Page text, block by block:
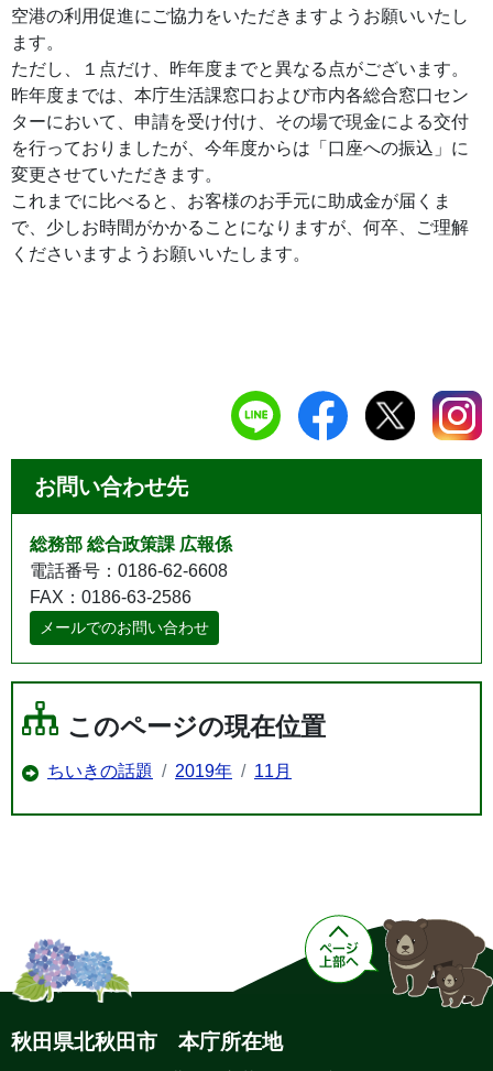
空港の利用促進にご協力をいただきますようお願いいたし
ます。
ただし、１点だけ、昨年度までと異なる点がございます。
昨年度までは、本庁生活課窓口および市内各総合窓口セン
ターにおいて、申請を受け付け、その場で現金による交付
を行っておりましたが、今年度からは「口座への振込」に
変更させていただきます。
これまでに比べると、お客様のお手元に助成金が届くま
で、少しお時間がかかることになりますが、何卒、ご理解
くださいますようお願いいたします。
お問い合わせ先
総務部 総合政策課 広報係
電話番号：0186-62-6608
FAX：0186-63-2586
メールでのお問い合わせ
このページの現在位置
ちいきの話題 2019年 11月
秋田県北秋田市 本庁所在地